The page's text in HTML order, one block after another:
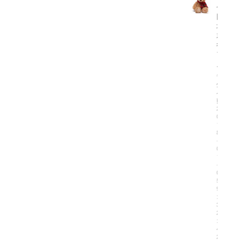
个
网
址
就
行
了
青
州
小
熊
2
0
1
8
-
0
1
-
0
5
9
:
3
2
:
4
2